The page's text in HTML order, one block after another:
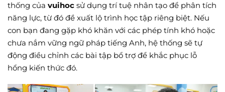
thống của vuihoc sử dụng trí tuệ nhân tạo để phân tích
năng lực, từ đó đề xuất lộ trình học tập riêng biệt. Nếu
con bạn đang gặp khó khăn với các phép tính khó hoặc
chưa nắm vững ngữ pháp tiếng Anh, hệ thống sẽ tự
động điều chỉnh các bài tập bổ trợ để khắc phục lỗ
hổng kiến thức đó.